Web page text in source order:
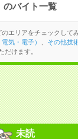
のバイト一覧
のエリアをチェックして
気・電子）
その他技
だけます。
未読